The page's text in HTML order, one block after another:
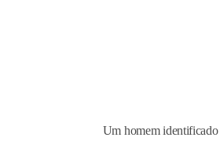
Um homem